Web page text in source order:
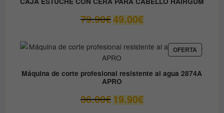
79.90€ El
precio
era:
79.90€.
49.00€El
precio
es:
OFERTA
EN
Máquina de corte profesional resistente al agua 2874A
APRO
36.00€ El
precio
19.90€El
precio